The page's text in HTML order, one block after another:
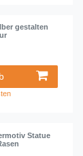
gestalten
Statue